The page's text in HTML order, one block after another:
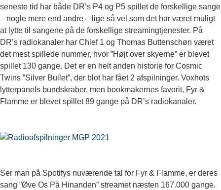
seneste tid har både DR’s P4 og P5 spillet de forskellige sange
– nogle mere end andre – lige så vel som det har været muligt
at lytte til sangene på de forskellige streamingtjenester. På
DR’s radiokanaler har Chief 1 og Thomas Buttenschøn været
det mest spillede nummer, hvor ”Højt over skyerne” er blevet
spillet 130 gange. Det er en helt anden historie for Cosmic
Twins ”Silver Bullet”, der blot har fået 2 afspilninger. Voxhots
lytterpanels bundskraber, men bookmakernes favorit, Fyr &
Flamme er blevet spillet 89 gange på DR’s radiokanaler.
Ser man på Spotifys nuværende tal for Fyr & Flamme, er deres
sang ”Øve Os På Hinanden” streamet næsten 167.000 gange.